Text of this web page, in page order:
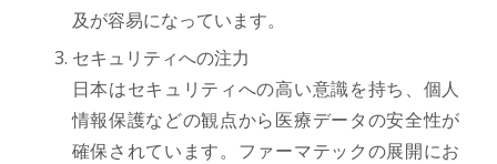
及が容易になっています。
セキュリティへの注力
日本はセキュリティへの高い意識を持ち、個人
情報保護などの観点から医療データの安全性が
確保されています。ファーマテックの展開にお